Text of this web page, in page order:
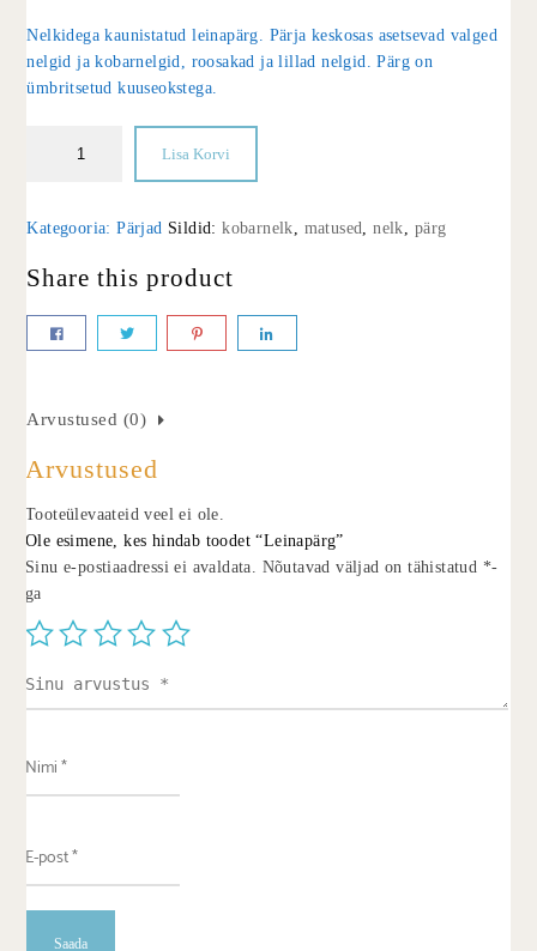
Nelkidega kaunistatud leinapärg. Pärja keskosas asetsevad valged
nelgid ja kobarnelgid, roosakad ja lillad nelgid. Pärg on
ümbritsetud kuuseokstega.
Lisa Korvi
Kategooria:Pärjad Sildid:kobarnelk, matused,nelk, pärg
Share this product
Arvustused (0)
Arvustused
Tooteülevaateid veel ei ole.
Ole esimene, kes hindab toodet “Leinapärg”
Sinu e-postiaadressi ei avaldata. Nõutavad väljad on tähistatud *-
ga